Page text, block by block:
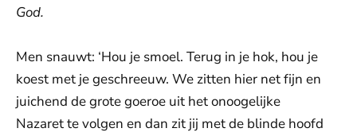
God.
Men snauwt: ‘Hou je smoel. Terug in je hok, hou je
koest met je geschreeuw. We zitten hier net fijn en
juichend de grote goeroe uit het onoogelijke
Nazaret te volgen en dan zit jij met de blinde hoofd